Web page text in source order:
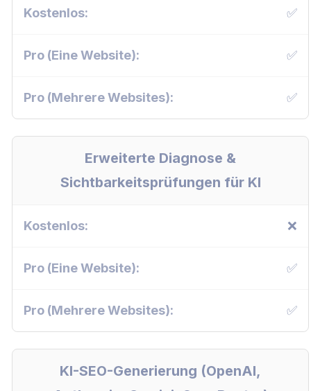
✅
✅
✅
Erweiterte Diagnose &
Sichtbarkeitsprüfungen für KI
❌
✅
✅
KI-SEO-Generierung (OpenAI,